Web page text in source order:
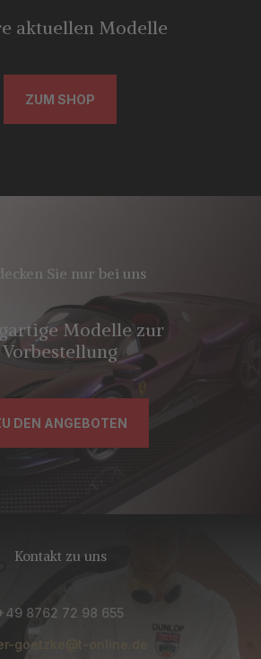
aktuellen Modelle
ZUM SHOP
Sie nur bei uns
Modelle zur
Vorbestellung
DEN ANGEBOTEN
Kontakt zu uns
8762 72 98 655
goetzke@t-online.de